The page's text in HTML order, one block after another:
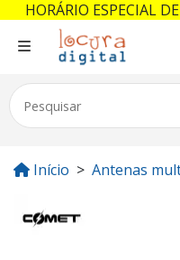
Início Antenas
HORÁRIO ESPECIAL DE